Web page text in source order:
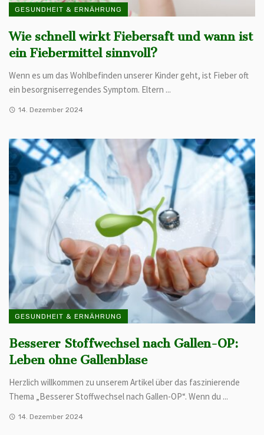
GESUNDHEIT & ERNÄHRUNG
Wie schnell wirkt Fiebersaft und wann ist
ein Fiebermittel sinnvoll?
Wenn es um das Wohlbefinden unserer Kinder geht, ist Fieber oft
ein besorgniserregendes Symptom. Eltern ...
14. Dezember 2024
GESUNDHEIT & ERNÄHRUNG
Besserer Stoffwechsel nach Gallen-OP:
Leben ohne Gallenblase
Herzlich willkommen zu unserem Artikel über das faszinierende
Thema „Besserer Stoffwechsel nach Gallen-OP“. Wenn du ...
14. Dezember 2024